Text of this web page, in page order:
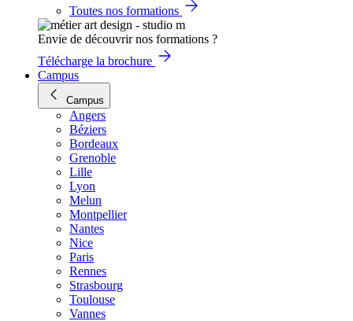
Toutes nos formations
Envie de découvrir nos formations ?
Télécharge la brochure
Campus
Campus
Angers
Béziers
Bordeaux
Grenoble
Lille
Lyon
Melun
Montpellier
Nantes
Nice
Paris
Rennes
Strasbourg
Toulouse
Vannes